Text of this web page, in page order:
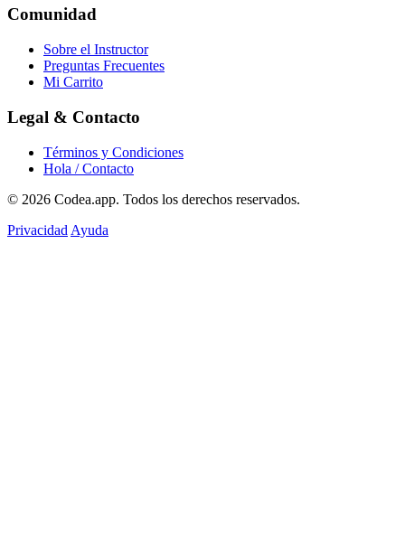
Comunidad
Sobre el Instructor
Preguntas Frecuentes
Mi Carrito
Legal & Contacto
Términos y Condiciones
Hola / Contacto
© 2026 Codea.app. Todos los derechos reservados.
Privacidad Ayuda